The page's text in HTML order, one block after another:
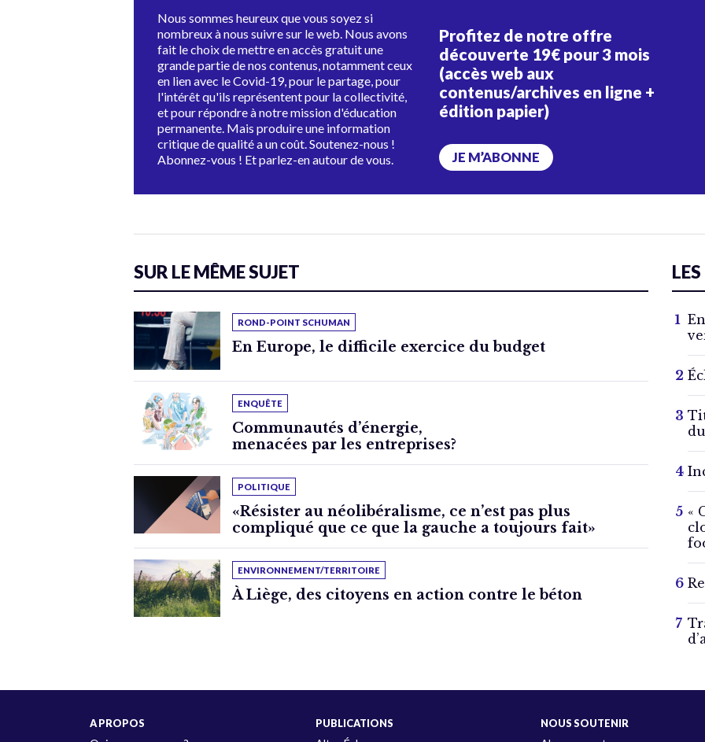
Nous sommes heureux que vous soyez si
nombreux à nous suivre sur le web. Nous avons
fait le choix de mettre en accès gratuit une
grande partie de nos contenus, notamment ceux
en lien avec le Covid-19, pour le partage, pour
l'intérêt qu'ils représentent pour la collectivité,
et pour répondre à notre mission d'éducation
permanente. Mais produire une information
critique de qualité a un coût. Soutenez-nous !
Abonnez-vous ! Et parlez-en autour de vous.
Profitez de notre offre
découverte 19€ pour 3 mois
(accès web aux
contenus/archives en ligne +
édition papier)
JE M’ABONNE
SUR LE MÊME SUJET
ROND-POINT SCHUMAN
En Europe, le difficile exercice du budget
ENQUÊTE
Communautés d’énergie,
menacées par les entreprises?
POLITIQUE
«Résister au néolibéralisme, ce n’est pas plus
compliqué que ce que la gauche a toujours fait»
ENVIRONNEMENT/TERRITOIRE
À Liège, des citoyens en action contre le béton
«
A PROPOS PUBLICATIONS NOUS SOUTENIR